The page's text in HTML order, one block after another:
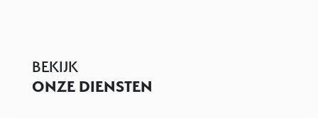
BEKIJK
ONZE DIENSTEN